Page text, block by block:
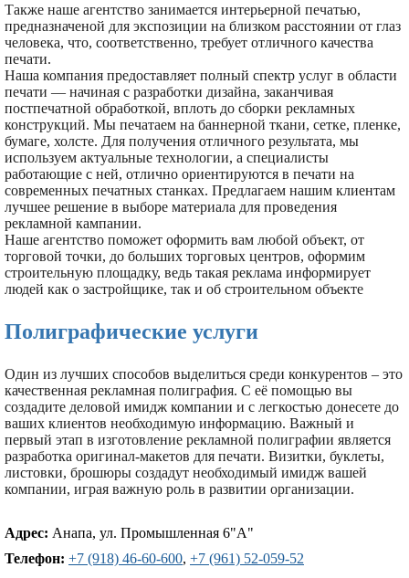
Также наше агентство занимается интерьерной печатью,
предназначеной для экспозиции на близком расстоянии от глаз
человека, что, соответственно, требует отличного качества
печати.
Наша компания предоставляет полный спектр услуг в области
печати — начиная с разработки дизайна, заканчивая
постпечатной обработкой, вплоть до сборки рекламных
конструкций. Мы печатаем на баннерной ткани, сетке, пленке,
бумаге, холсте. Для получения отличного результата, мы
используем актуальные технологии, а специалисты
работающие с ней, отлично ориентируются в печати на
современных печатных станках. Предлагаем нашим клиентам
лучшее решение в выборе материала для проведения
рекламной кампании.
Наше агентство поможет оформить вам любой объект, от
торговой точки, до больших торговых центров, оформим
строительную площадку, ведь такая реклама информирует
людей как о застройщике, так и об строительном объекте
Полиграфические услуги
Один из лучших способов выделиться среди конкурентов – это
качественная рекламная полиграфия. С её помощью вы
создадите деловой имидж компании и с легкостью донесете до
ваших клиентов необходимую информацию. Важный и
первый этап в изготовление рекламной полиграфии является
разработка оригинал-макетов для печати. Визитки, буклеты,
листовки, брошюры создадут необходимый имидж вашей
компании, играя важную роль в развитии организации.
Адрес: Анапа, ул. Промышленная 6"А"
Телефон: +7 (918) 46-60-600, +7 (961) 52-059-52